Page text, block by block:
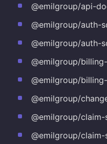
@emilgroup/api-
@emilgroup/auth-
@emilgroup/auth-
@emilgroup/billing-
@emilgroup/billing-
@emilgroup/
@emilgroup/claim-
@emilgroup/claim-